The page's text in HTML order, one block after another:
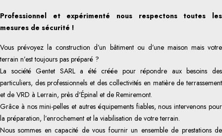
Professionnel et expérimenté nous respectons toutes les
mesures de sécurité !
Vous prévoyez la construction d’un bâtiment ou d’une maison mais votre
terrain n’est toujours pas préparé ?
La société Gentet SARL a été créée pour répondre aux besoins des
particuliers, des professionnels et des collectivités en matière de terrassement
et de VRD à Lerrain, près d'Épinal et de Remiremont.
Grâce à nos mini-pelles et autres équipements fiables, nous intervenons pour
la préparation, l’enrochement et la viabilisation de votre terrain.
Nous sommes en capacité de vous fournir un ensemble de prestations de